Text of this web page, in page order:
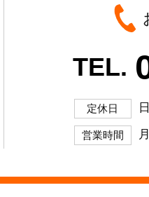
TEL.
定休日
営業時間